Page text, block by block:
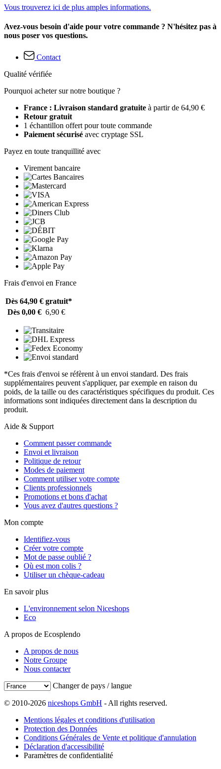
Vous trouverez ici de plus amples informations.
Avez-vous besoin d'aide pour votre commande ? N'hésitez pas à
nous poser vos questions.
Contact
Qualité vérifiée
Pourquoi acheter sur notre boutique ?
France : Livraison standard gratuite à partir de 64,90 €
Retour gratuit
1 échantillon offert pour toute commande
Paiement sécurisé avec cryptage SSL
Payez en toute tranquillité avec
Virement bancaire
Frais d'envoi en France
Dès 64,90 € gratuit*
Dès 0,00 € 6,90 €
*Ces frais d'envoi se réfèrent à un envoi standard. Des frais
supplémentaires peuvent s'appliquer, par exemple en raison du
poids, de la taille ou des caractéristiques spécifiques du produit. Ces
informations sont indiquées directement dans la description du
produit.
Aide & Support
Comment passer commande
Envoi et livraison
Politique de retour
Modes de paiement
Comment utiliser votre compte
Clients professionnels
Promotions et bons d'achat
Vous avez d'autres questions ?
Mon compte
Identifiez-vous
Créer votre compte
Mot de passe oublié ?
Où est mon colis ?
Utiliser un chèque-cadeau
En savoir plus
L'environnement selon Niceshops
Eco
A propos de Ecosplendo
A propos de nous
Notre Groupe
Nous contacter
Changer de pays / langue
© 2010-2026 niceshops GmbH - All rights reserved.
Mentions légales et conditions d'utilisation
Protection des Données
Conditions Générales de Vente et politique d'annulation
Déclaration d'accessibilité
Paramètres de confidentialité